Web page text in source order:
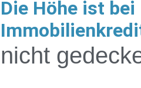
Die Höhe ist bei
nicht